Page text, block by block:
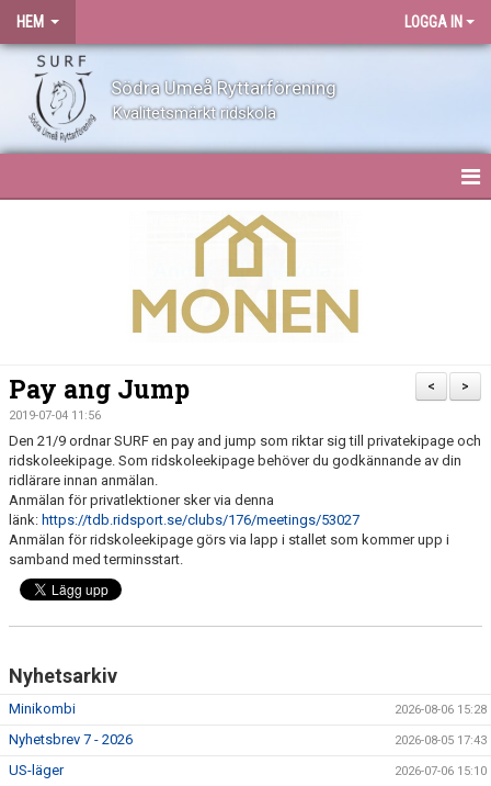
HEM LOGGA IN
Södra Umeå Ryttarförening
Kvalitetsmärkt ridskola
ANLÄGGNING
BLI MEDLEM
RIDHUSBOKNINGAR
IDEELLT ARBETE
BOTNIA HÄSTKLINIK
SURF-FONDEN
>
<
Pay ang Jump
2019-07-04 11:56
Den 21/9 ordnar SURF en pay and jump som riktar sig till privatekipage och
ridskoleekipage. Som ridskoleekipage behöver du godkännande av din
ridlärare innan anmälan.
Anmälan för privatlektioner sker via denna
länk: https://tdb.ridsport.se/clubs/176/meetings/53027
Anmälan för ridskoleekipage görs via lapp i stallet som kommer upp i
samband med terminsstart.
Nyhetsarkiv
Minikombi 2026-08-06 15:28
Nyhetsbrev 7 - 2026 2026-08-05 17:43
US-läger 2026-07-06 15:10